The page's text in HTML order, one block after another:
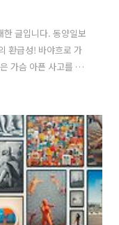
글입니다. 동양일보
환급성! 바야흐로 가
가슴 아픈 사고를 많
느끼게 한 여름이었
뀌기도 했다. 여하튼
각을 지울 수 없다. 사
오고 있다. 다음 주인
와 함께 코엑스에서
화랑 소개를 마치 광